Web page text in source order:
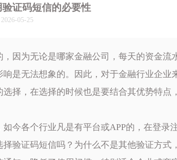
证码短信的必要性
2026-05-25
因为无论是哪家金融公司，每天的资金流
是无法想象的。因此，对于金融行业企业
择，在选择的时候也是要结合其优势特点
今各个行业凡是有平台或APP的，在登录
验证码短信吗？为什么不是其他验证方式